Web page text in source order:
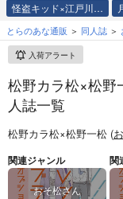
怪盗キッド×江戸川…
とらのあな通販 同人誌
入荷アラート
松野カラ松×松野
人誌一覧
松野カラ松×松野一松 (
関連ジャンル
おそ松さん
関